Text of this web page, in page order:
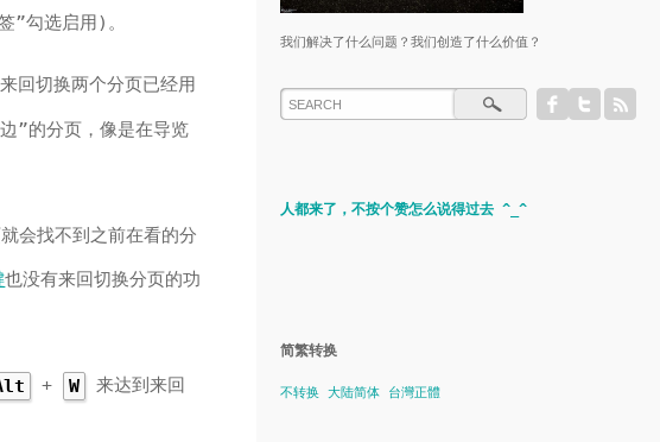
”勾选启用)。
回切换两个分页已经用
”的分页，像是在导览
会找不到之前在看的分
也没有来回切换分页的功
+ W 来达到来回
我们解决了什么问题？我们创造了什么价值？
人都来了，不按个赞怎么说得过去 ^_^
简繁转换
不转换 大陆简体 台灣正體